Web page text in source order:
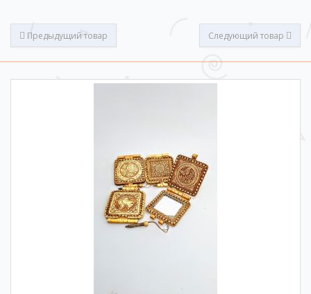
Предыдущий товар Следующий товар